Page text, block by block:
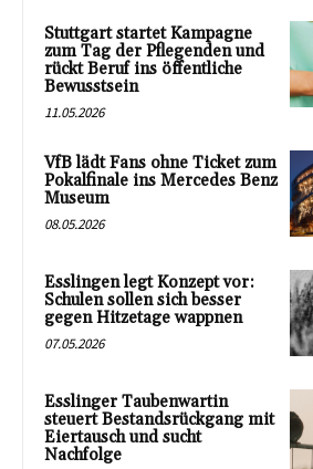
Stuttgart startet Kampagne
zum Tag der Pflegenden und
rückt Beruf ins öffentliche
Bewusstsein
11.05.2026
VfB lädt Fans ohne Ticket zum
Pokalfinale ins Mercedes Benz
Museum
08.05.2026
Esslingen legt Konzept vor:
Schulen sollen sich besser
gegen Hitzetage wappnen
07.05.2026
Esslinger Taubenwartin
steuert Bestandsrückgang mit
Eiertausch und sucht
Nachfolge